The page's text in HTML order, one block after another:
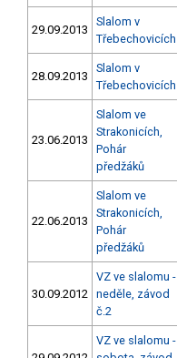
29.09.2013
Slalom v
Třebechovicích
28.09.2013
Slalom v
Třebechovicích
23.06.2013
Slalom ve
Strakonicích,
Pohár
předžáků
22.06.2013
Slalom ve
Strakonicích,
Pohár
předžáků
30.09.2012
VZ ve slalomu -
neděle, závod
č.2
VZ ve slalomu -